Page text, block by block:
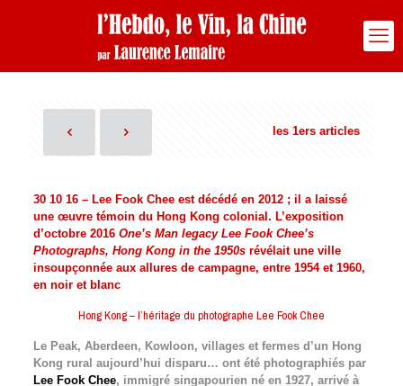
les 1ers articles
30 10 16 – Lee Fook Chee est décédé en 2012 ; il a laissé
une œuvre témoin du Hong Kong colonial. L’exposition
d’octobre 2016 One’s Man legacy Lee Fook Chee’s
Photographs, Hong Kong in the 1950srévélait une ville
insoupçonnée aux allures de campagne, entre 1954 et 1960,
en noir et blanc
Hong Kong – l’héritage du photographe Lee Fook Chee
Le Peak, Aberdeen, Kowloon, villages et fermes d’un Hong
Kong rural aujourd’hui disparu… ont été photographiés par
Lee Fook Chee, immigré singapourien né en 1927, arrivé à